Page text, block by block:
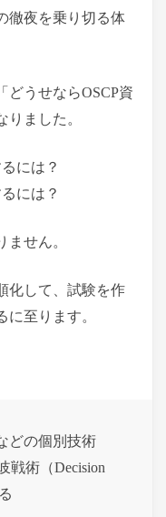
徹夜を乗り切る体
どうせならOSCP資
ました。
には？
には？
せん。
化して、試験を作
至ります。
どの個別技術
戦術（Decision